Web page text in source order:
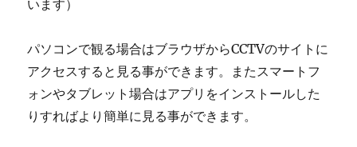
います）
パソコンで観る場合はブラウザからCCTVのサイトに
アクセスすると見る事ができます。またスマートフ
ォンやタブレット場合はアプリをインストールした
りすればより簡単に見る事ができます。